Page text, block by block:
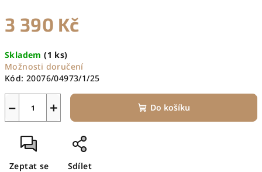
3 390 Kč
cena:
Skladem(1 ks)
Možnosti doručení
Kód: 20076/04973/1/25
+
− Do košíku
Zeptat se Sdílet